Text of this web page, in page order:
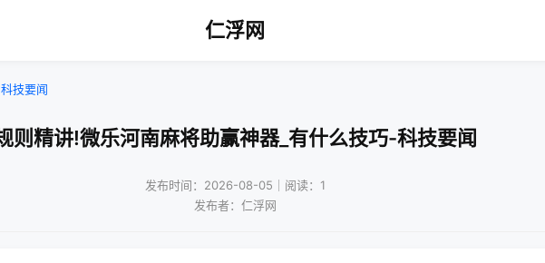
仁浮网
科技要闻
则精讲!微乐河南麻将助赢神器_有什么技巧-科技要闻
发布时间：2026-08-05｜阅读：1
发布者：仁浮网